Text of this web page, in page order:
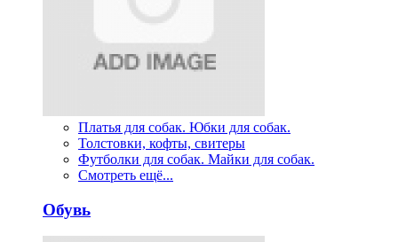
Платья для собак. Юбки для собак.
Толстовки, кофты, свитеры
Футболки для собак. Майки для собак.
Смотреть ещё...
Обувь